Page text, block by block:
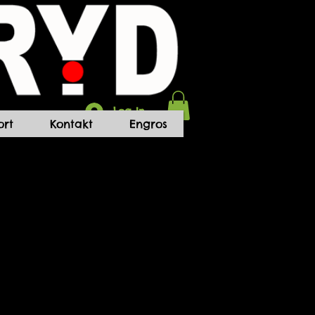
Log In
Kontakt Engros